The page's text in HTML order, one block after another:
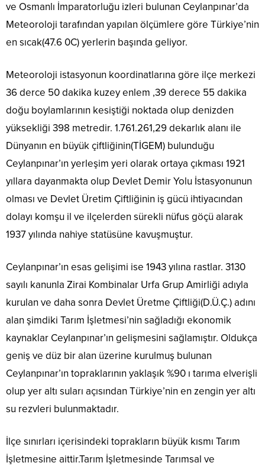
ve Osmanlı İmparatorluğu izleri bulunan Ceylanpınar’da
Meteoroloji tarafından yapılan ölçümlere göre Türkiye’nin
en sıcak(47.6 0C) yerlerin başında geliyor.
Meteoroloji istasyonun koordinatlarına göre ilçe merkezi
36 derce 50 dakika kuzey enlem ,39 derece 55 dakika
doğu boylamlarının kesiştiği noktada olup denizden
yüksekliği 398 metredir. 1.761.261,29 dekarlık alanı ile
Dünyanın en büyük çiftliğinin(TİGEM) bulunduğu
Ceylanpınar’ın yerleşim yeri olarak ortaya çıkması 1921
yıllara dayanmakta olup Devlet Demir Yolu İstasyonunun
olması ve Devlet Üretim Çiftliğinin iş gücü ihtiyacından
dolayı komşu il ve ilçelerden sürekli nüfus göçü alarak
1937 yılında nahiye statüsüne kavuşmuştur.
Ceylanpınar’ın esas gelişimi ise 1943 yılına rastlar. 3130
sayılı kanunla Zirai Kombinalar Urfa Grup Amirliği adıyla
kurulan ve daha sonra Devlet Üretme Çiftliği(D.Ü.Ç.) adını
alan şimdiki Tarım İşletmesi’nin sağladığı ekonomik
kaynaklar Ceylanpınar’ın gelişmesini sağlamıştır. Oldukça
geniş ve düz bir alan üzerine kurulmuş bulunan
Ceylanpınar’ın topraklarının yaklaşık %90 ı tarıma elverişli
olup yer altı suları açısından Türkiye’nin en zengin yer altı
su rezvleri bulunmaktadır.
İlçe sınırları içerisindeki toprakların büyük kısmı Tarım
İşletmesine aittir.Tarım İşletmesinde Tarımsal ve